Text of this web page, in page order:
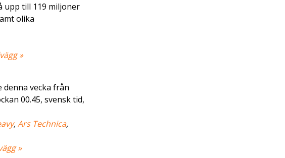
upp till 119 miljoner
olika
»
denna vecka från
00.45, svensk tid,
,Ars Technica,
»